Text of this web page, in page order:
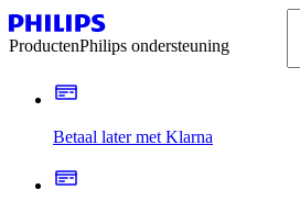
ProductenPhilips ondersteuning
Betaal later met Klarna